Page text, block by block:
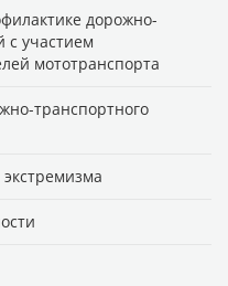
дорожно-
с участием
мототранспорта
транспортного